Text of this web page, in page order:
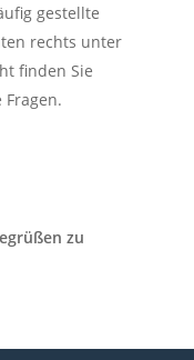
gestellte
rechts unter
finden Sie
zu